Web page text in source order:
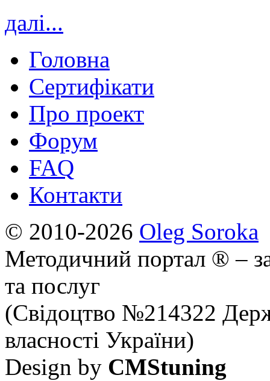
далі...
Головна
Сертифікати
Про проект
Форум
FAQ
Контакти
© 2010-2026 Oleg Soroka
Методичний портал ® –
та послуг
(Свідоцтво №214322
власності України)
Design by CMStuning